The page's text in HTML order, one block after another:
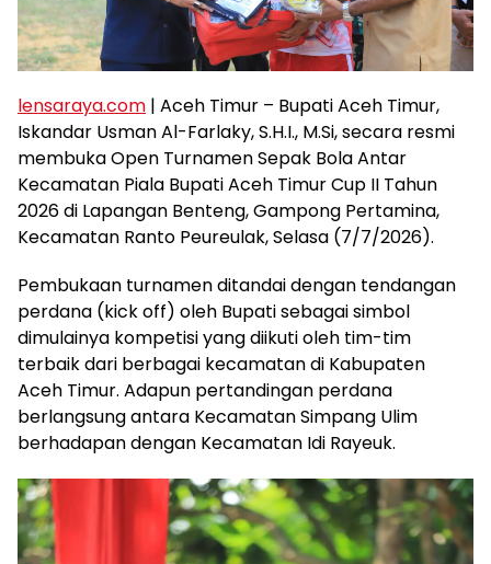
lensaraya.com | Aceh Timur – Bupati Aceh Timur,
Iskandar Usman Al-Farlaky, S.H.I., M.Si, secara resmi
membuka Open Turnamen Sepak Bola Antar
Kecamatan Piala Bupati Aceh Timur Cup II Tahun
2026 di Lapangan Benteng, Gampong Pertamina,
Kecamatan Ranto Peureulak, Selasa (7/7/2026).
Pembukaan turnamen ditandai dengan tendangan
perdana (kick off) oleh Bupati sebagai simbol
dimulainya kompetisi yang diikuti oleh tim-tim
terbaik dari berbagai kecamatan di Kabupaten
Aceh Timur. Adapun pertandingan perdana
berlangsung antara Kecamatan Simpang Ulim
berhadapan dengan Kecamatan Idi Rayeuk.